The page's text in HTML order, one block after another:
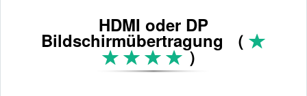
HDMI oder DP
Bildschirmübertragung （
）